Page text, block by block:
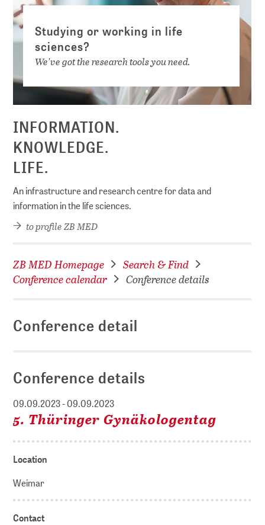
Studying or working in life
sciences?
We've got the research tools you need.
INFORMATION.
KNOWLEDGE.
LIFE.
An infrastructure and research centre for data and
information in the life sciences.
to profile ZB MED
ZB MED Homepage
Search & Find
Conference calendar
Conference details
Conference detail
Conference details
09.09.2023 - 09.09.2023
5. Thüringer Gynäkologentag
Location
Weimar
Contact